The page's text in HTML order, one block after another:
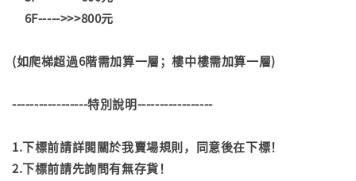
6F----->>>800元
(如爬梯超過6階需加算一層；樓中樓需加算一層)
-----------------特別說明-----------------
1.下標前請詳閱關於我賣場規則，同意後在下標！
2.下標前請先詢問有無存貨！